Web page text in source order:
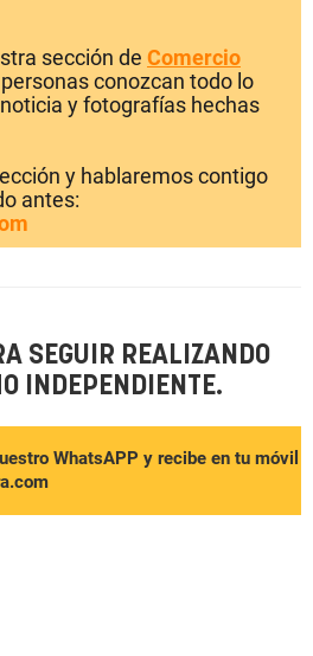
sección de Comercio
conozcan todo lo
y fotografías hechas
y hablaremos contigo
antes:
SEGUIR REALIZANDO
INDEPENDIENTE.
WhatsAPP y recibe en tu móvil